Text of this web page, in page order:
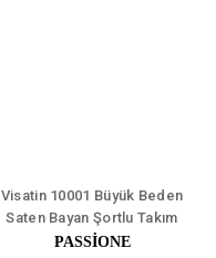
Visatin 10001 Büyük Beden
Saten Bayan Şortlu Takım
PASSİONE